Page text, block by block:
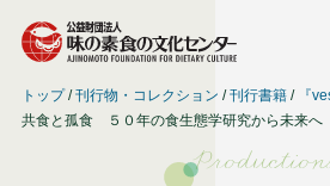
トップ 刊行物・コレクション 刊行書籍
『
共食と孤食 ５０年の食生態学研究から未来へ